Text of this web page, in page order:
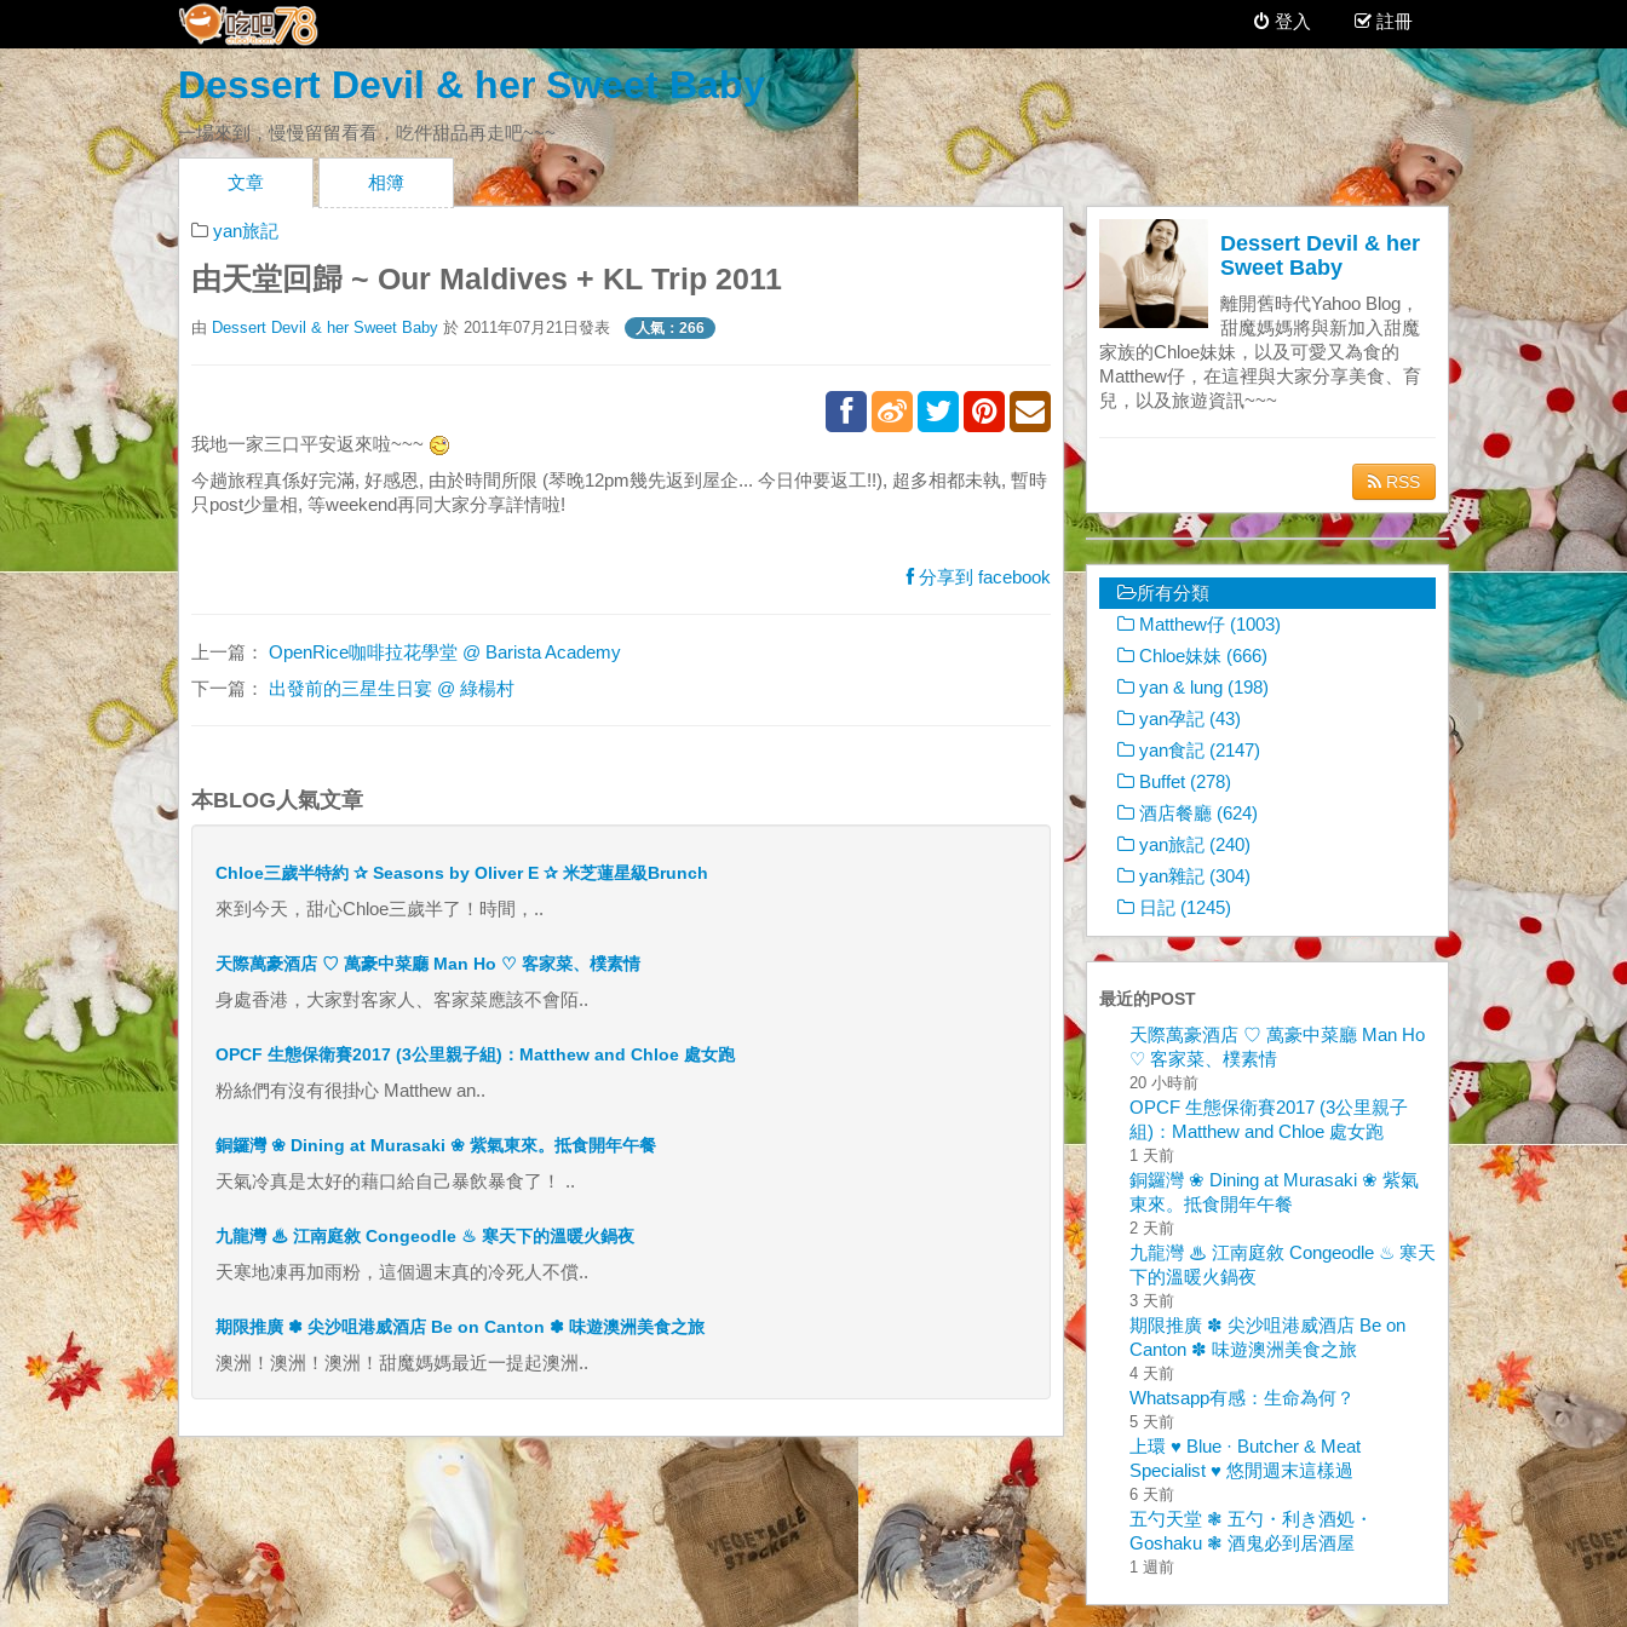
登入 註冊
Dessert Devil & her Sweet Baby
一場來到，慢慢留留看看，吃件甜品再走吧~~~
文章 相簿
yan旅記
由天堂回歸 ~ Our Maldives + KL Trip 2011
由 Dessert Devil & her Sweet Baby 於 2011年07月21日發表 人氣：266
我地一家三口平安返來啦~~~
今趟旅程真係好完滿, 好感恩, 由於時間所限 (琴晚12pm幾先返到屋企... 今日仲要返工!!), 超多相都未執, 暫時
只post少量相, 等weekend再同大家分享詳情啦!
分享到 facebook
上一篇： OpenRice咖啡拉花學堂 @ Barista Academy
下一篇：
出發前的三星生日宴 @ 綠楊村
本BLOG人氣文章
Chloe三歲半特約 ✰ Seasons by Oliver E ✰ 米芝蓮星級Brunch
來到今天，甜心Chloe三歲半了！時間，..
天際萬豪酒店 ♡ 萬豪中菜廳 Man Ho ♡ 客家菜、樸素情
身處香港，大家對客家人、客家菜應該不會陌..
OPCF 生態保衛賽2017 (3公里親子組)：Matthew and Chloe 處女跑
粉絲們有沒有很掛心 Matthew an..
銅鑼灣 ❀ Dining at Murasaki ❀ 紫氣東來。抵食開年午餐
天氣冷真是太好的藉口給自己暴飲暴食了！ ..
九龍灣 ♨ 江南庭敘 Congeodle ♨ 寒天下的溫暖火鍋夜
天寒地凍再加雨粉，這個週末真的冷死人不償..
期限推廣 ✽ 尖沙咀港威酒店 Be on Canton ✽ 味遊澳洲美食之旅
澳洲！澳洲！澳洲！甜魔媽媽最近一提起澳洲..
Dessert Devil & her
Sweet Baby
離開舊時代Yahoo Blog，
甜魔媽媽將與新加入甜魔
家族的Chloe妹妹，以及可愛又為食的
Matthew仔，在這裡與大家分享美食、育
兒，以及旅遊資訊~~~
RSS
所有分類
Matthew仔 (1003)
Chloe妹妹 (666)
yan & lung (198)
yan孕記 (43)
yan食記 (2147)
Buffet (278)
酒店餐廳 (624)
yan旅記 (240)
yan雜記 (304)
日記 (1245)
最近的POST
天際萬豪酒店 ♡ 萬豪中菜廳 Man Ho
♡ 客家菜、樸素情
20 小時前
OPCF 生態保衛賽2017 (3公里親子
組)：Matthew and Chloe 處女跑
1 天前
銅鑼灣 ❀ Dining at Murasaki ❀ 紫氣
東來。抵食開年午餐
2 天前
九龍灣 ♨ 江南庭敘 Congeodle ♨ 寒天
下的溫暖火鍋夜
3 天前
期限推廣 ✽ 尖沙咀港威酒店 Be on
Canton ✽ 味遊澳洲美食之旅
4 天前
Whatsapp有感：生命為何？
5 天前
上環 ♥ Blue · Butcher & Meat
Specialist ♥ 悠閒週末這樣過
6 天前
五勺天堂 ❃ 五勺・利き酒処・
Goshaku ❃ 酒鬼必到居酒屋
1 週前